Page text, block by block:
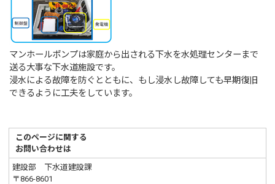
マンホールポンプは家庭から出される下水を水処理センターまで
送る大事な下水道施設です。
浸水による故障を防ぐとともに、もし浸水し故障しても早期復旧
できるように工夫をしています。
このページに関する
お問い合わせは
建設部 下水道建設課
〒866-8601